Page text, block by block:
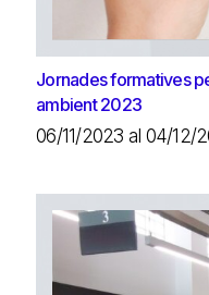
Jornades formatives
ambient 2023
06/11/2023 al 04/12/